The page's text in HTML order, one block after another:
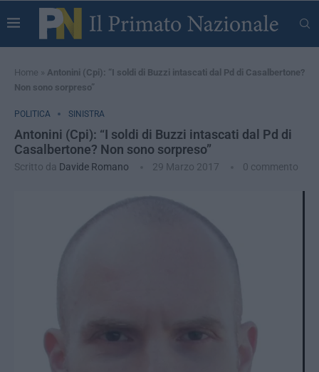
Home » Antonini (Cpi): “I soldi di Buzzi intascati dal Pd di Casalbertone?
Non sono sorpreso”
POLITICA SINISTRA
Antonini (Cpi): “I soldi di Buzzi intascati dal Pd di
Casalbertone? Non sono sorpreso”
Scritto da Davide Romano 29 Marzo 2017 0 commento